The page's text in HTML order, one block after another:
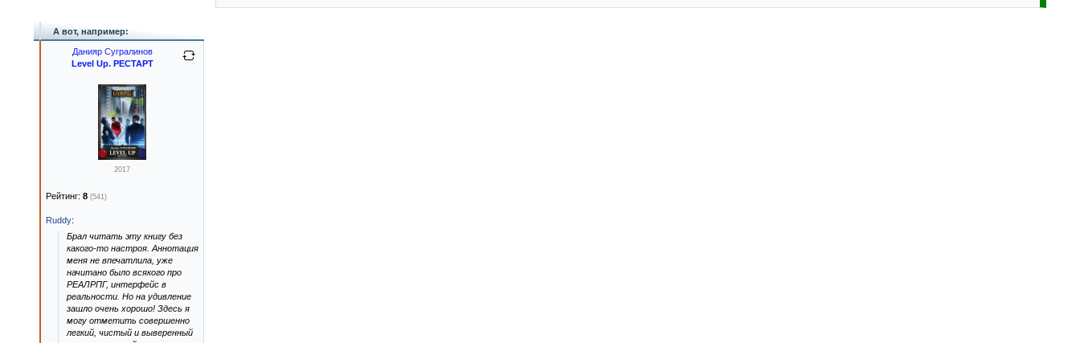
А вот, например:
Данияр Сугралинов
Level Up. РЕСТАРТ
2017
Рейтинг: 8 (541)
Ruddy:
Брал читать эту книгу без
какого-то настроя. Аннотация
меня не впечатлила, уже
начитано было всякого про
РЕАЛРПГ, интерфейс в
реальности. Но на удивление
зашло очень хорошо! Здесь я
могу отметить совершенно
легкий, чистый и выверенный